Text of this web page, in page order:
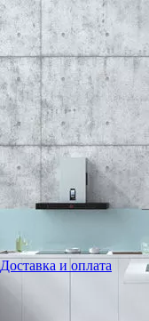
Доставка и оплата